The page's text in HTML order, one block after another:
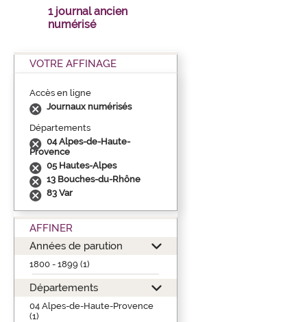
1 journal ancien
numérisé
VOTRE AFFINAGE
Accès en ligne
Journaux numérisés
Départements
04 Alpes-de-Haute-
Provence
05 Hautes-Alpes
13 Bouches-du-Rhône
83 Var
AFFINER
Années de parution
1800 - 1899 (1)
Départements
04 Alpes-de-Haute-Provence
(1)